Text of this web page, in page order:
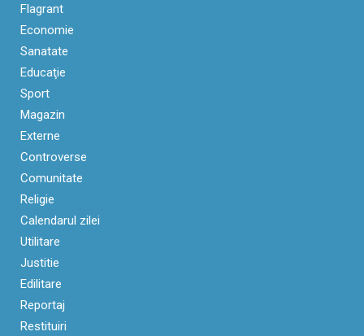
Flagrant
Economie
Sanatate
Educaţie
Sport
Magazin
Externe
Controverse
Comunitate
Religie
Calendarul zilei
Utilitare
Justitie
Edilitare
Reportaj
Restituiri